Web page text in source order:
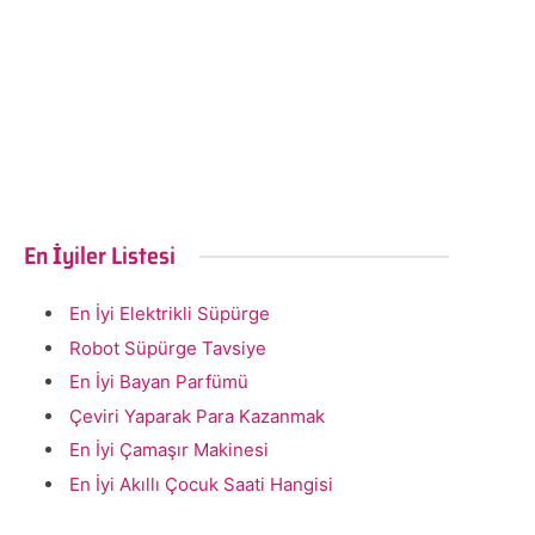
En İyiler Listesi
En İyi Elektrikli Süpürge
Robot Süpürge Tavsiye
En İyi Bayan Parfümü
Çeviri Yaparak Para Kazanmak
En İyi Çamaşır Makinesi
En İyi Akıllı Çocuk Saati Hangisi